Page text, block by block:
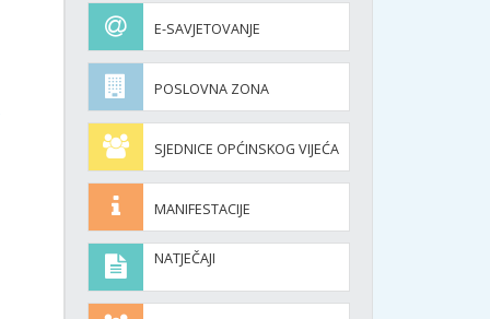
E-SAVJETOVANJE
POSLOVNA ZONA
SJEDNICE OPĆINSKOG VIJEĆA
MANIFESTACIJE
NATJEČAJI